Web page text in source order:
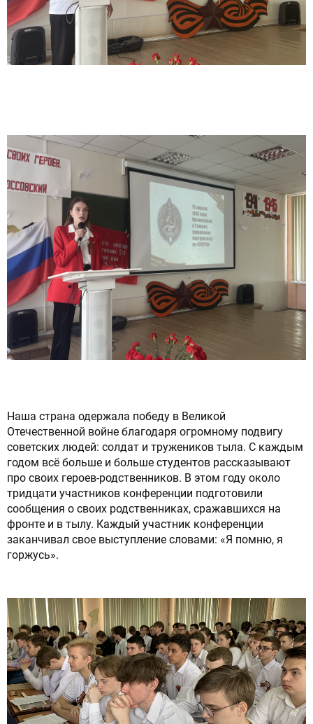
Наша страна одержала победу в Великой
Отечественной войне благодаря огромному подвигу
советских людей: солдат и тружеников тыла. С каждым
годом всё больше и больше студентов рассказывают
про своих героев-родственников. В этом году около
тридцати участников конференции подготовили
сообщения о своих родственниках, сражавшихся на
фронте и в тылу. Каждый участник конференции
заканчивал свое выступление словами: «Я помню, я
горжусь».